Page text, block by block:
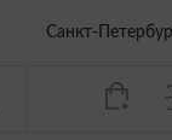
Санкт-